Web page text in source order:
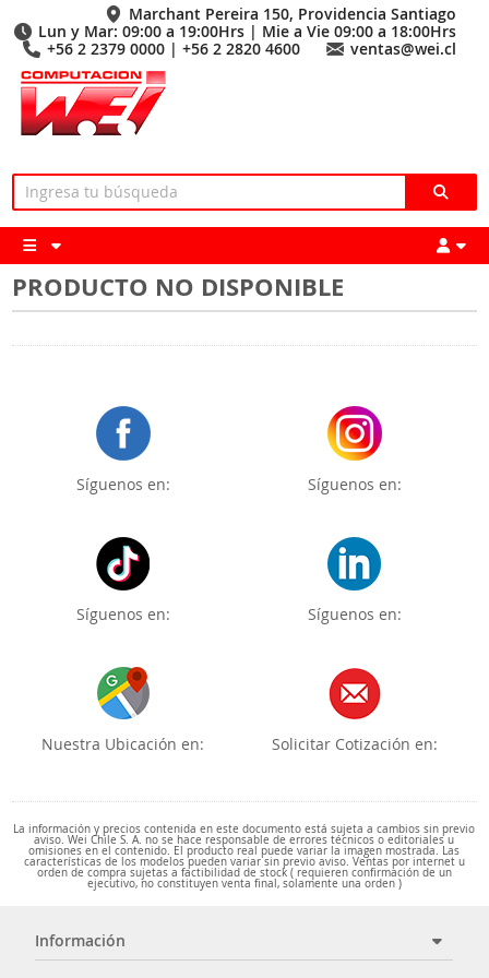
Marchant Pereira 150, Providencia Santiago
Lun y Mar: 09:00 a 19:00Hrs | Mie a Vie 09:00 a 18:00Hrs
+56 2 2379 0000 | +56 2 2820 4600
ventas@wei.cl
PRODUCTO NO DISPONIBLE
Síguenos en: Síguenos en:
Síguenos en: Síguenos en:
Nuestra Ubicación en: Solicitar Cotización en:
La información y precios contenida en este documento está sujeta a cambios sin previo
aviso. Wei Chile S. A. no se hace responsable de errores técnicos o editoriales u
omisiones en el contenido. El producto real puede variar la imagen mostrada. Las
características de los modelos pueden variar sin previo aviso. Ventas por internet u
orden de compra sujetas a factibilidad de stock ( requieren confirmación de un
ejecutivo, no constituyen venta final, solamente una orden )
Información